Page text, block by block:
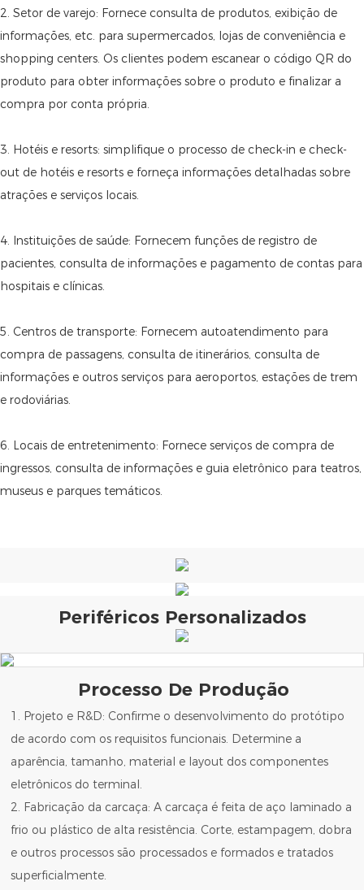
2. Setor de varejo: Fornece consulta de produtos, exibição de
informações, etc. para supermercados, lojas de conveniência e
shopping centers. Os clientes podem escanear o código QR do
produto para obter informações sobre o produto e finalizar a
compra por conta própria.
3. Hotéis e resorts: simplifique o processo de check-in e check-
out de hotéis e resorts e forneça informações detalhadas sobre
atrações e serviços locais.
4. Instituições de saúde: Fornecem funções de registro de
pacientes, consulta de informações e pagamento de contas para
hospitais e clínicas.
5. Centros de transporte: Fornecem autoatendimento para
compra de passagens, consulta de itinerários, consulta de
informações e outros serviços para aeroportos, estações de trem
e rodoviárias.
6. Locais de entretenimento: Fornece serviços de compra de
ingressos, consulta de informações e guia eletrônico para teatros,
museus e parques temáticos.
Periféricos Personalizados
Processo De Produção
1. Projeto e R&D: Confirme o desenvolvimento do protótipo
de acordo com os requisitos funcionais. Determine a
aparência, tamanho, material e layout dos componentes
eletrônicos do terminal.
2. Fabricação da carcaça: A carcaça é feita de aço laminado a
frio ou plástico de alta resistência. Corte, estampagem, dobra
e outros processos são processados ​​e formados e tratados
superficialmente.